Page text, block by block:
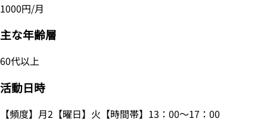
1000円/月
主な年齢層
60代以上
活動日時
【頻度】月2【曜日】火【時間帯】13：00～17：00